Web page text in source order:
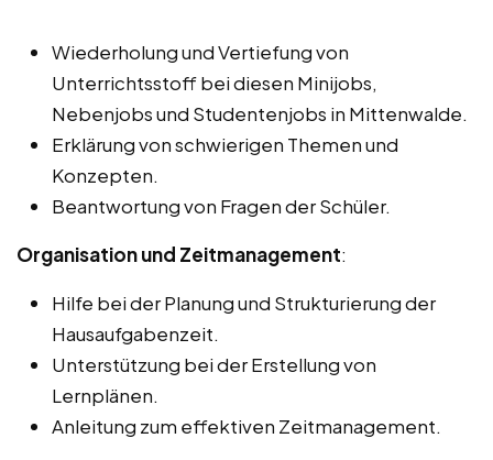
Wiederholung und Vertiefung von
Unterrichtsstoff bei diesen Minijobs,
Nebenjobs und Studentenjobs in Mittenwalde.
Erklärung von schwierigen Themen und
Konzepten.
Beantwortung von Fragen der Schüler.
Organisation und Zeitmanagement:
Hilfe bei der Planung und Strukturierung der
Hausaufgabenzeit.
Unterstützung bei der Erstellung von
Lernplänen.
Anleitung zum effektiven Zeitmanagement.